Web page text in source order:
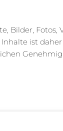
Bilder,
ist